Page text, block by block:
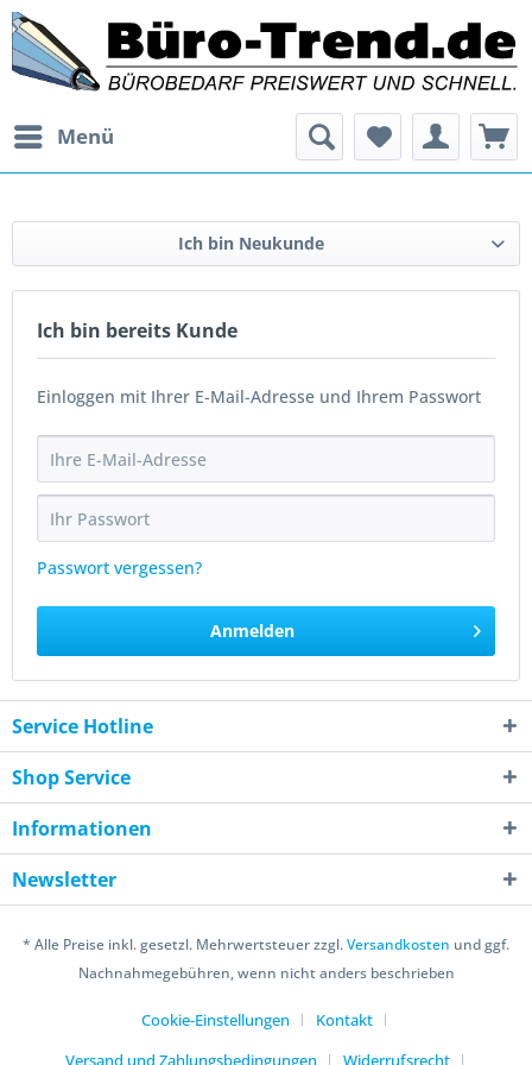
Menü
Ich bin Neukunde
Ich bin bereits Kunde
Einloggen mit Ihrer E-Mail-Adresse und Ihrem Passwort
Passwort vergessen?
Anmelden
Service Hotline
Shop Service
Informationen
Newsletter
* Alle Preise inkl. gesetzl. Mehrwertsteuer zzgl.Versandkosten und ggf.
Nachnahmegebühren, wenn nicht anders beschrieben
Cookie-Einstellungen
Kontakt
Versand und Zahlungsbedingungen
Widerrufsrecht